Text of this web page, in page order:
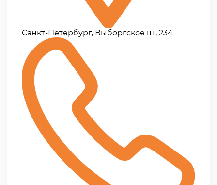
Санкт-Петербург, Выборгское ш., 234